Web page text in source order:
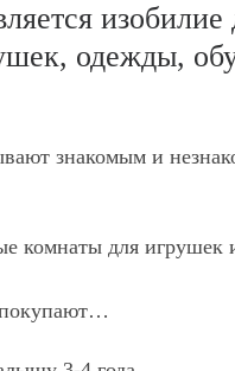
изобилие
одежды,
знакомым и
комнаты для игрушек